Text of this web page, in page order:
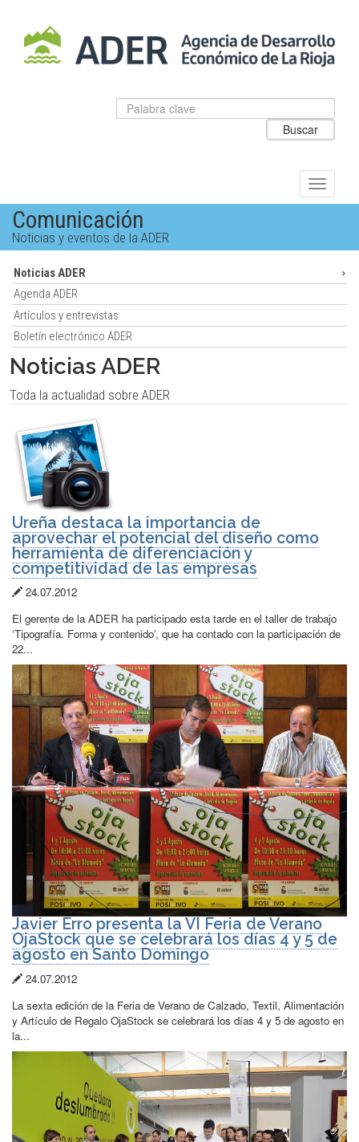
Salto
al
contenido
Datos
para
Introduzca
el
Buscar
Alternar
Comunicación
Noticias y eventos de la ADER
Noticias ADER
Agenda ADER
Artículos y entrevistas
Boletín electrónico ADER
Noticias ADER
Toda la actualidad sobre ADER
Ureña destaca la importancia de
aprovechar el potencial del diseño como
herramienta de diferenciación y
competitividad de las empresas
Fecha
publicación:
24.07.2012
El gerente de la ADER ha participado esta tarde en el taller de trabajo
‘Tipografía. Forma y contenido’, que ha contado con la participación de
22...
Javier Erro presenta la VI Feria de Verano
OjaStock que se celebrará los días 4 y 5 de
agosto en Santo Domingo
Fecha
publicación:
24.07.2012
La sexta edición de la Feria de Verano de Calzado, Textil, Alimentación
y Artículo de Regalo OjaStock se celebrará los días 4 y 5 de agosto en
la...